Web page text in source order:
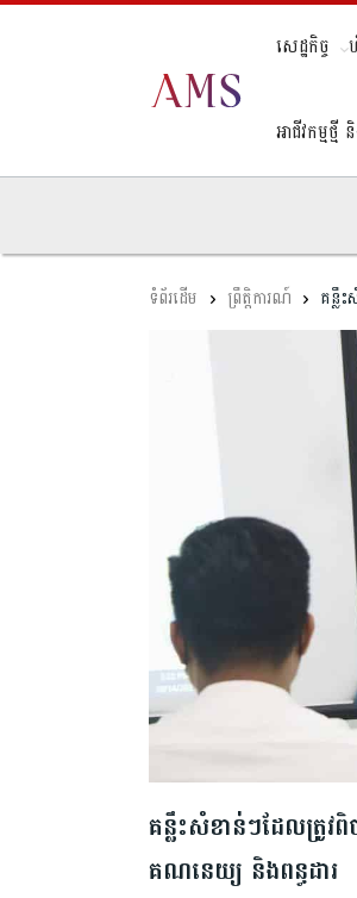
សេដ្ឋកិច្ច
អាជីវកម្មថ្មី
ព្រឹត្តិការណ៍ គន្លឹ
គន្លឹះសំខាន់ៗដែលត្រូវ
គណនេយ្យ និងពន្ធដារ